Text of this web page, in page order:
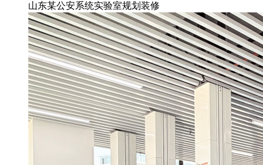
山东某公安系统实验室规划装修